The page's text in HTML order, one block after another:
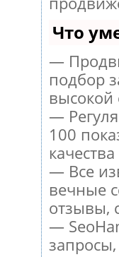
Что
—
подбор
высокой
—
100
— Все
вечные
отзывы,
—